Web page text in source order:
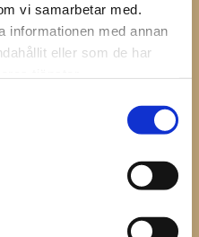
vi samarbetar med.
informationen med annan
eller som de har